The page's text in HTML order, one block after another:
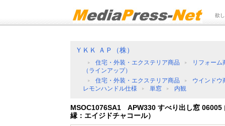
欲
ＹＫＫ ＡＰ（株）
住宅・外装・エクステリア商品
リフォーム
（ラインアップ）
住宅・外装・エクステリア商品
ウインドウ
レモンハンドル仕様
単窓 内観
MSOC1076SA1 APW330 すべり出し窓 06005
縁：エイジドチャコール）